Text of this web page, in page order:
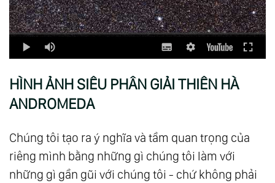
HÌNH ẢNH SIÊU PHÂN GIẢI THIÊN HÀ
ANDROMEDA
Chúng tôi tạo ra ý nghĩa và tầm quan trọng của
riêng mình bằng những gì chúng tôi làm với
những gì gần gũi với chúng tôi - chứ không phải